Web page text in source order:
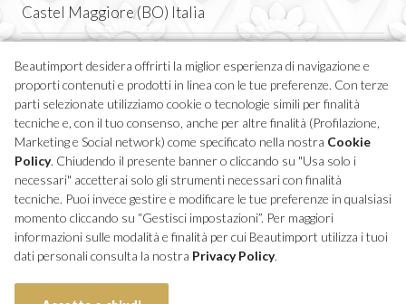
Castel Maggiore (BO) Italia
P.IVA 04270380373
© Copyright Decorté 2023 - All Rights Reserved
Il menu selezionato non esiste.
Beautimport desidera offrirti la miglior esperienza di navigazione e
proporti contenuti e prodotti in linea con le tue preferenze. Con terze
parti selezionate utilizziamo cookie o tecnologie simili per finalità
tecniche e, con il tuo consenso, anche per altre finalità (Profilazione,
Marketing e Social network) come specificato nella nostra Cookie
Policy. Chiudendo il presente banner o cliccando su "Usa solo i
necessari" accetterai solo gli strumenti necessari con finalità
tecniche. Puoi invece gestire e modificare le tue preferenze in qualsiasi
momento cliccando su “Gestisci impostazioni”. Per maggiori
informazioni sulle modalità e finalità per cui Beautimport utilizza i tuoi
dati personali consulta la nostra Privacy Policy.